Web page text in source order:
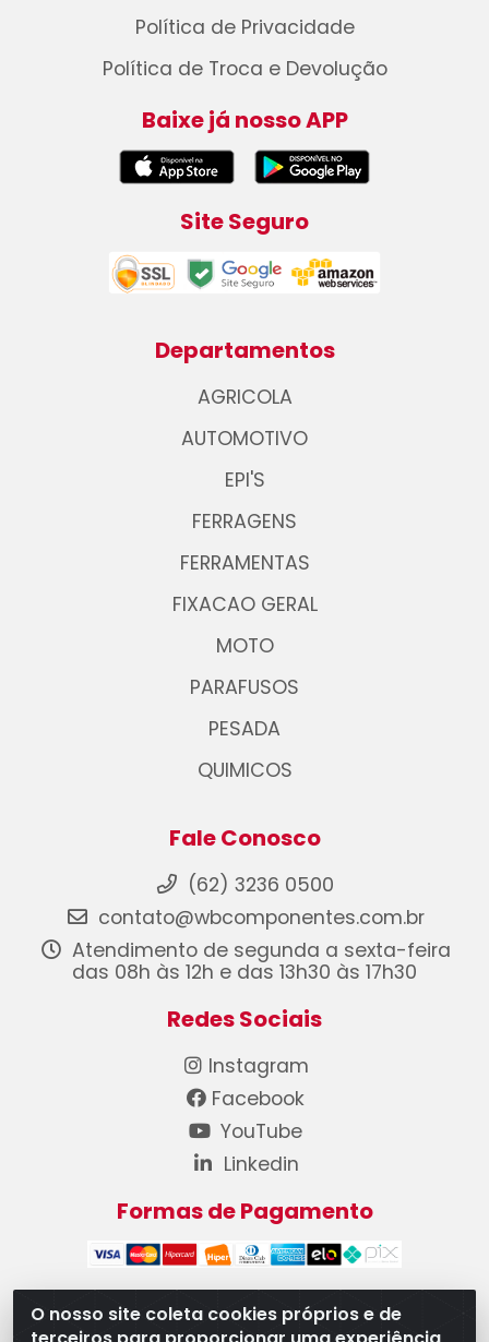
O nosso site coleta cookies próprios e de
Política de Privacidade
Política de Troca e Devolução
Baixe já nosso APP
Site Seguro
Departamentos
AGRICOLA
AUTOMOTIVO
EPI'S
FERRAGENS
FERRAMENTAS
FIXACAO GERAL
MOTO
PARAFUSOS
PESADA
QUIMICOS
Fale Conosco
(62) 3236 0500
contato@wbcomponentes.com.br
Atendimento de segunda a sexta-feira
das 08h às 12h e das 13h30 às 17h30
Redes Sociais
Instagram
Facebook
YouTube
Linkedin
Formas de Pagamento